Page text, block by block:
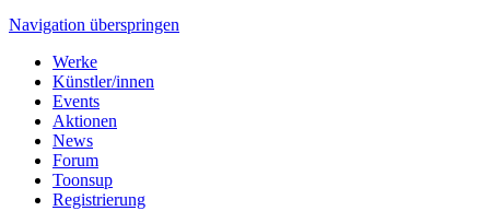
Navigation überspringen
Werke
Künstler/innen
Events
Aktionen
News
Forum
Toonsup
Registrierung